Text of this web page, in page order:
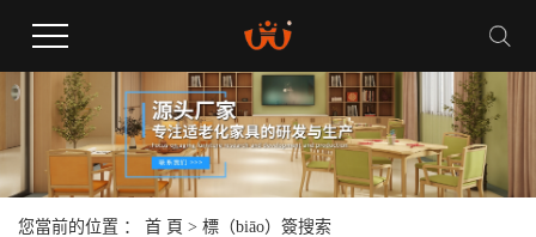
您當前的位置 ： 首 頁 > 標（biāo）簽搜索